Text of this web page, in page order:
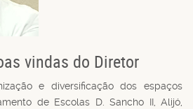
vindas do Diretor
e diversificação dos espaços
de Escolas D. Sancho II, Alijó,